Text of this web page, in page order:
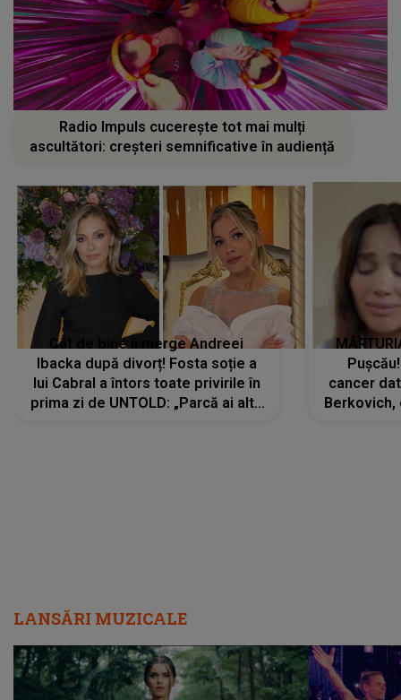
Radio Impuls cucerește tot mai mulți
ascultători: creșteri semnificative în audiență
Cât de bine îi merge Andreei
Ibacka după divorț! Fosta soție a
lui Cabral a întors toate privirile în
prima zi de UNTOLD: „Parcă ai altă
cancer
Berkovich,
LANSĂRI MUZICALE